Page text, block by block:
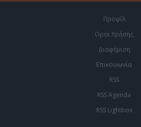
Προφίλ
Οροι Χρήσης
Διαφήμιση
Επικοινωνία
RSS
RSS Agenda
RSS Lightbox